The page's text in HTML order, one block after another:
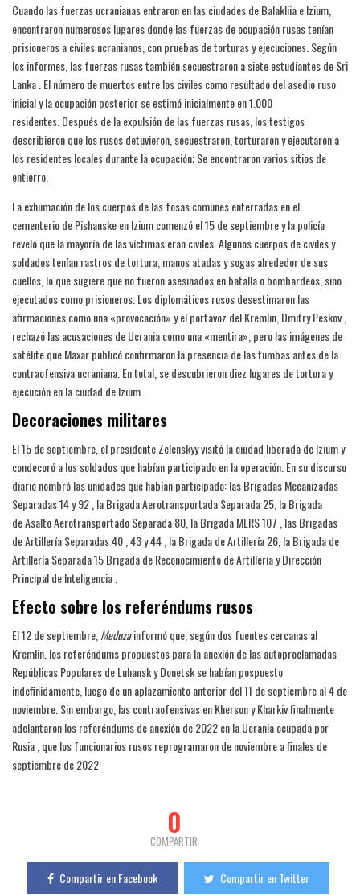
Cuando las fuerzas ucranianas entraron en las ciudades de Balakliia e Izium,
encontraron numerosos lugares donde las fuerzas de ocupación rusas tenían
prisioneros a civiles ucranianos, con pruebas de torturas y ejecuciones. Según
los informes, las fuerzas rusas también secuestraron a siete estudiantes de Sri
Lanka . El número de muertos entre los civiles como resultado del asedio ruso
inicial y la ocupación posterior se estimó inicialmente en 1.000
residentes. Después de la expulsión de las fuerzas rusas, los testigos
describieron que los rusos detuvieron, secuestraron, torturaron y ejecutaron a
los residentes locales durante la ocupación; Se encontraron varios sitios de
entierro.
La exhumación de los cuerpos de las fosas comunes enterradas en el
cementerio de Pishanske en Izium comenzó el 15 de septiembre y la policía
reveló que la mayoría de las víctimas eran civiles. Algunos cuerpos de civiles y
soldados tenían rastros de tortura, manos atadas y sogas alrededor de sus
cuellos, lo que sugiere que no fueron asesinados en batalla o bombardeos, sino
ejecutados como prisioneros. Los diplomáticos rusos desestimaron las
afirmaciones como una «provocación» y el portavoz del Kremlin, Dmitry Peskov ,
rechazó las acusaciones de Ucrania como una «mentira», pero las imágenes de
satélite que Maxar publicó confirmaron la presencia de las tumbas antes de la
contraofensiva ucraniana. En total, se descubrieron diez lugares de tortura y
ejecución en la ciudad de Izium.
Decoraciones militares
El 15 de septiembre, el presidente Zelenskyy visitó la ciudad liberada de Izium y
condecoró a los soldados que habían participado en la operación. En su discurso
diario nombró las unidades que habían participado: las Brigadas Mecanizadas
Separadas 14 y 92 , la Brigada Aerotransportada Separada 25, la Brigada
de Asalto Aerotransportado Separada 80, la Brigada MLRS 107 , las Brigadas
de Artillería Separadas 40 , 43 y 44 , la Brigada de Artillería 26, la Brigada de
Artillería Separada 15 Brigada de Reconocimiento de Artillería y Dirección
Principal de Inteligencia .
Efecto sobre los referéndums rusos
El 12 de septiembre, Meduzainformó que, según dos fuentes cercanas al
Kremlin, los referéndums propuestos para la anexión de las autoproclamadas
Repúblicas Populares de Luhansk y Donetsk se habían pospuesto
indefinidamente, luego de un aplazamiento anterior del 11 de septiembre al 4 de
noviembre. Sin embargo, las contraofensivas en Kherson y Kharkiv finalmente
adelantaron los referéndums de anexión de 2022 en la Ucrania ocupada por
Rusia , que los funcionarios rusos reprogramaron de noviembre a finales de
septiembre de 2022
0
COMPARTIR
Compartir en Facebook Compartir en Twitter